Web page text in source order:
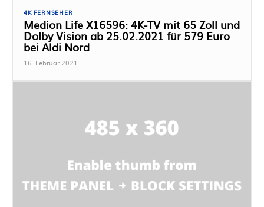
4K FERNSEHER
Medion Life X16596: 4K-TV mit 65 Zoll und
Dolby Vision ab 25.02.2021 für 579 Euro
bei Aldi Nord
16. Februar 2021